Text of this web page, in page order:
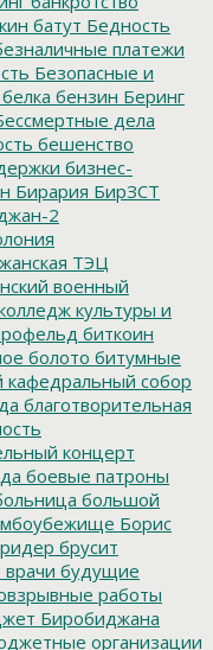
батут Бедность
платежи
Безопасные и
белка бензин Беринг
дела
бешенство
бизнес-
Бирария БирЗСТ
2
ТЭЦ
военный
культуры и
биткоин
болото битумные
кафедральный собор
благотворительная
концерт
боевые патроны
большой
Борис
брусит
будущие
работы
Биробиджана
организации